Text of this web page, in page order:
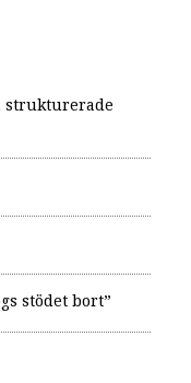
strukturerade
stödet bort”